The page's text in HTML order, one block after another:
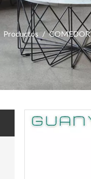
Productos / COMEDOR